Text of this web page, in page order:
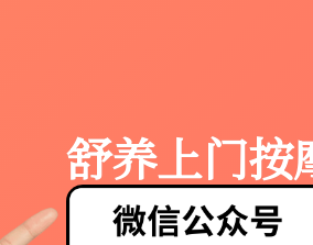
舒养上门按